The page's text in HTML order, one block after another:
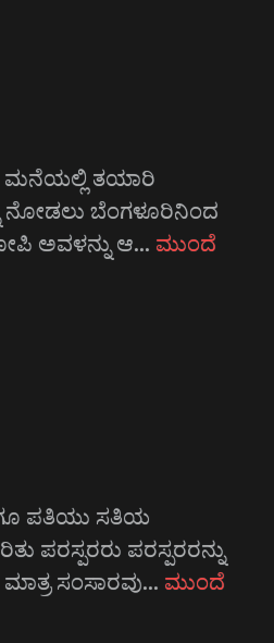
ಮನೆಯಲ್ಲಿ ತಯಾರಿ
ನೋಡಲು ಬೆಂಗಳೂರಿನಿಂದ
ಅವಳನ್ನು ಆ… ಮುಂದೆ
ಪತಿಯು ಸತಿಯ
ಪರಸ್ಪರರು ಪರಸ್ಪರರನ್ನು
ಸಂಸಾರವು… ಮುಂದೆ